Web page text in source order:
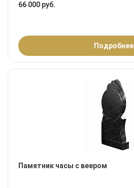
66 000 руб.
Подробнее
Памятник часы с веером